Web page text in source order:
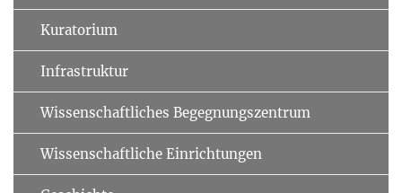
Kuratorium
Infrastruktur
Wissenschaftliches Begegnungszentrum
Wissenschaftliche Einrichtungen